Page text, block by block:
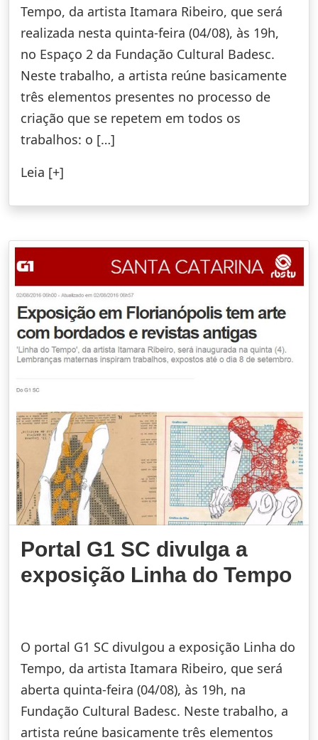
Tempo, da artista Itamara Ribeiro, que será
realizada nesta quinta-feira (04/08), às 19h,
no Espaço 2 da Fundação Cultural Badesc.
Neste trabalho, a artista reúne basicamente
três elementos presentes no processo de
criação que se repetem em todos os
trabalhos: o […]
Leia [+]
Portal G1 SC divulga a
exposição Linha do Tempo
O portal G1 SC divulgou a exposição Linha do
Tempo, da artista Itamara Ribeiro, que será
aberta quinta-feira (04/08), às 19h, na
Fundação Cultural Badesc. Neste trabalho, a
artista reúne basicamente três elementos